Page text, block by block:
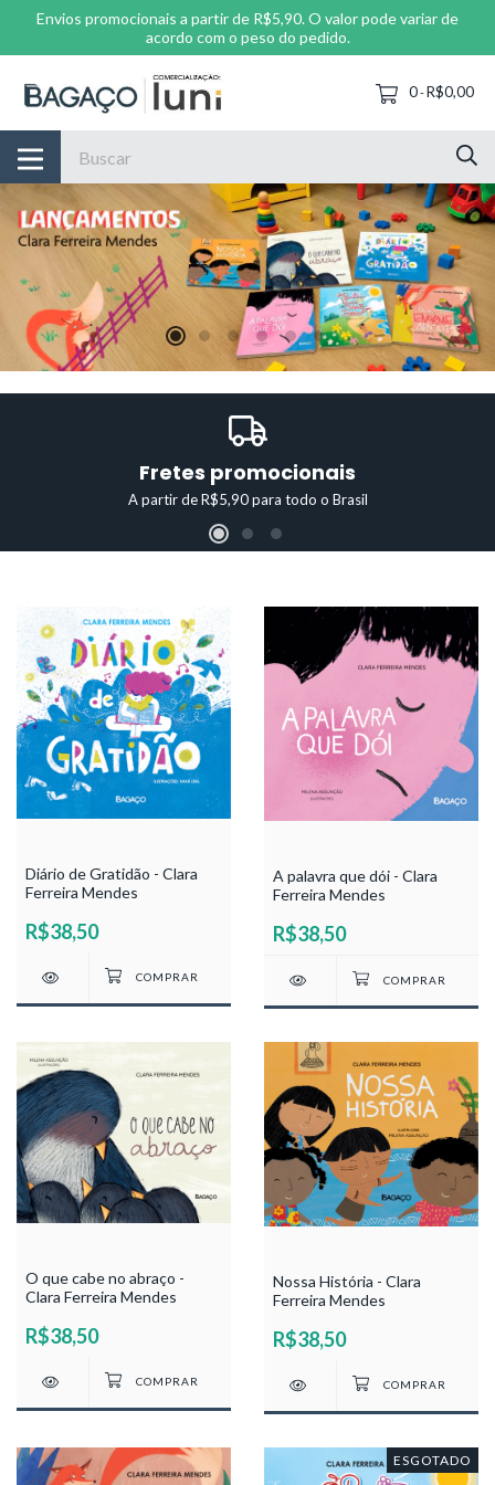
Envios promocionais a partir de R$5,90. O valor pode variar de
acordo com o peso do pedido.
0-R$0,00
Fretes promocionais
A partir de R$5,90 para todo o Brasil
Diário de Gratidão - Clara
Ferreira Mendes
R$38,50
A palavra que dói - Clara
Ferreira Mendes
R$38,50
O que cabe no abraço -
Clara Ferreira Mendes
R$38,50
Nossa História - Clara
Ferreira Mendes
R$38,50
ESGOTADO